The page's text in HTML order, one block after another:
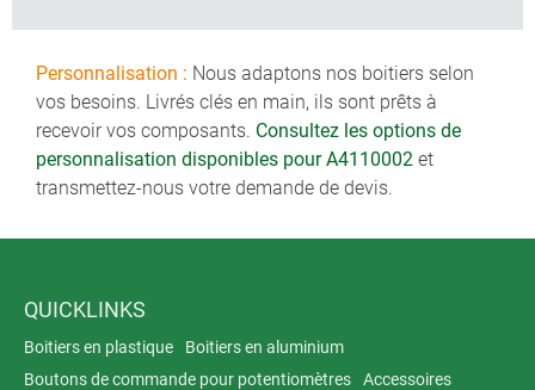
Personnalisation : Nous adaptons nos boitiers selon
vos besoins. Livrés clés en main, ils sont prêts à
recevoir vos composants. Consultez les options de
personnalisation disponibles pour A4110002 et
transmettez-nous votre demande de devis.
QUICKLINKS
Boitiers en plastique
Boitiers en aluminium
Boutons de commande pour potentiomètres
Accessoires